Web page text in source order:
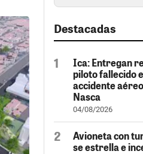
Destacadas
Ica: Entregan
piloto fallecido
accidente
Nasca
04/08/2026
Avioneta con
se estrella e